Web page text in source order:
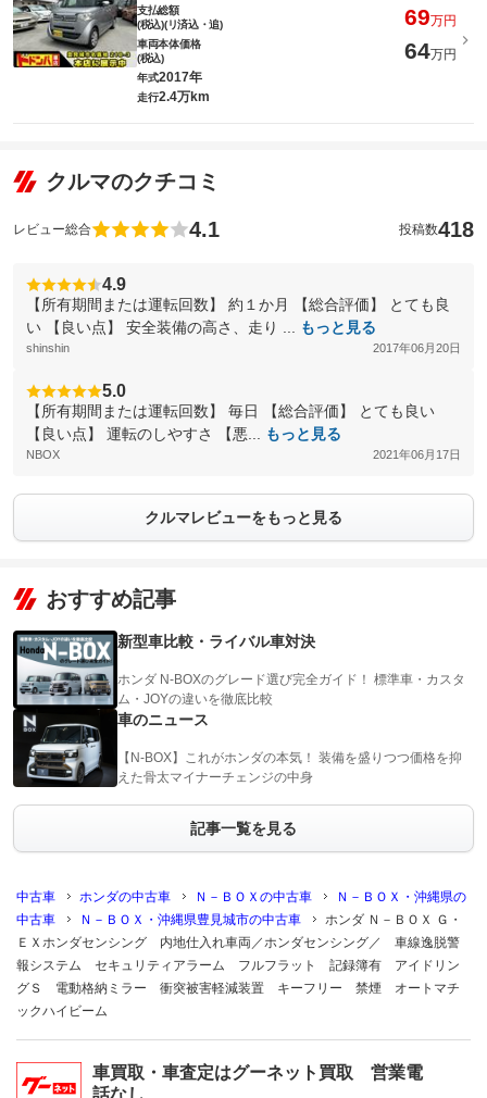
支払総額
(税込)(リ済込・追)
69万円
車両本体価格
(税込)
64万円
年式2017年
走行2.4万km
クルマのクチコミ
レビュー総合 4.1 投稿数418
4.9
【所有期間または運転回数】 約１か月 【総合評価】 とても良
い 【良い点】 安全装備の高さ、走り ...
もっと見る
shinshin 2017年06月20日
5.0
【所有期間または運転回数】 毎日 【総合評価】 とても良い
【良い点】 運転のしやすさ 【悪...
もっと見る
NBOX 2021年06月17日
クルマレビューをもっと見る
おすすめ記事
新型車比較・ライバル車対決
ホンダ N-BOXのグレード選び完全ガイド！ 標準車・カスタ
ム・JOYの違いを徹底比較
車のニュース
【N-BOX】これがホンダの本気！ 装備を盛りつつ価格を抑
えた骨太マイナーチェンジの中身
記事一覧を見る
中古車 ホンダの中古車 Ｎ－ＢＯＸの中古車
Ｎ－ＢＯＸ・沖縄県の
中古車
Ｎ－ＢＯＸ・沖縄県豊見城市の中古車
ホンダ Ｎ－ＢＯＸ Ｇ・
ＥＸホンダセンシング 内地仕入れ車両／ホンダセンシング／ 車線逸脱警
報システム セキュリティアラーム フルフラット 記録簿有 アイドリン
グＳ 電動格納ミラー 衝突被害軽減装置 キーフリー 禁煙 オートマチ
ックハイビーム
車買取・車査定はグーネット買取 営業電
話なし